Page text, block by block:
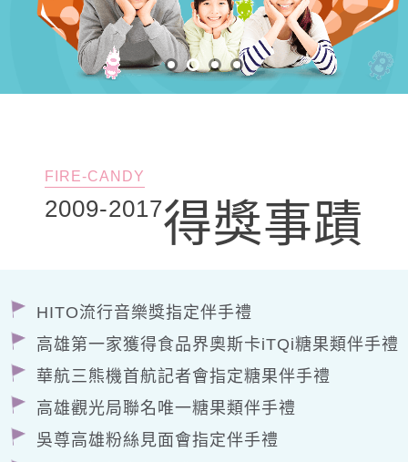
FIRE-CANDY
2009-2017得獎事蹟
HITO流行音樂獎指定伴手禮
高雄第一家獲得食品界奧斯卡iTQi糖果類伴手禮
華航三熊機首航記者會指定糖果伴手禮
高雄觀光局聯名唯一糖果類伴手禮
吳尊高雄粉絲見面會指定伴手禮